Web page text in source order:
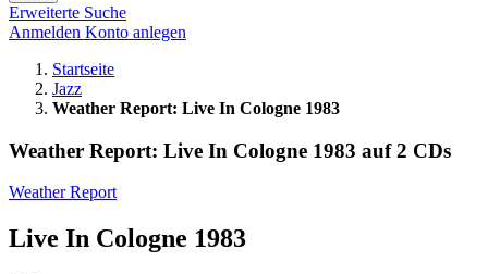
Erweiterte Suche
Anmelden Konto anlegen
Startseite
Jazz
Weather Report: Live In Cologne 1983
Weather Report: Live In Cologne 1983 auf 2 CDs
Weather Report
Live In Cologne 1983